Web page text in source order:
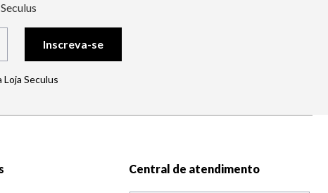
Inscreva-se
Seculus
Central de atendimento